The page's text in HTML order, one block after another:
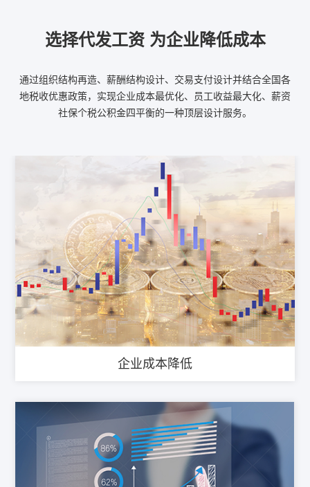
选择代发工资 为企业降低成本
通过组织结构再造、薪酬结构设计、交易支付设计并结合全国各
地税收优惠政策，实现企业成本最优化、员工收益最大化、薪资
社保个税公积金四平衡的一种顶层设计服务。
企业成本降低